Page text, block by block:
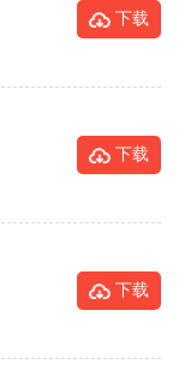
下载
下载
下载